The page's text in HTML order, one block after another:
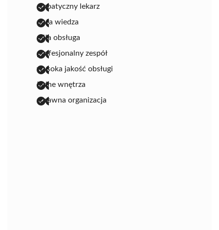
empatyczny lekarz
duża wiedza
miła obsługa
profesjonalny zespół
wysoka jakość obsługi
ładne wnętrza
sprawna organizacja